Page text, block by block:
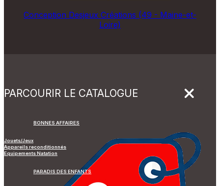
Conception Desjeux Créations (49 - Maine-et-
Loire)
PARCOURIR LE CATALOGUE
BONNES AFFAIRES
Jouets/Jeux
Appareils reconditionnés
Equipements Natation
PARADIS DES ENFANTS